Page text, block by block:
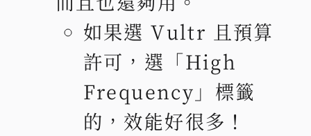
如果選 Vultr 且預算
許可，選「High
Frequency」標籤
的，效能好很多！